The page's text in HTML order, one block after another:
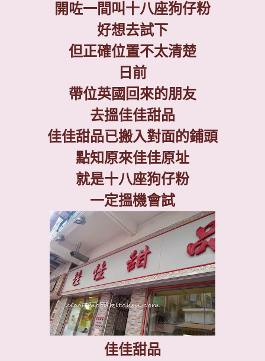
開咗一間叫十八座狗仔粉
好想去試下
但正確位置不太清楚
日前
帶位英國回來的朋友
去搵佳佳甜品
佳佳甜品已搬入對面的鋪頭
點知原來佳佳原址
就是十八座狗仔粉
一定搵機會試
佳佳甜品